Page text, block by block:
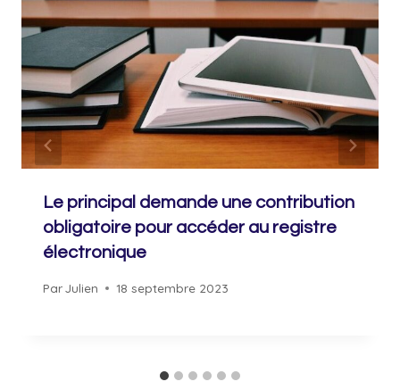
Le principal demande une contribution
obligatoire pour accéder au registre
électronique
ParJulien 18 septembre 2023